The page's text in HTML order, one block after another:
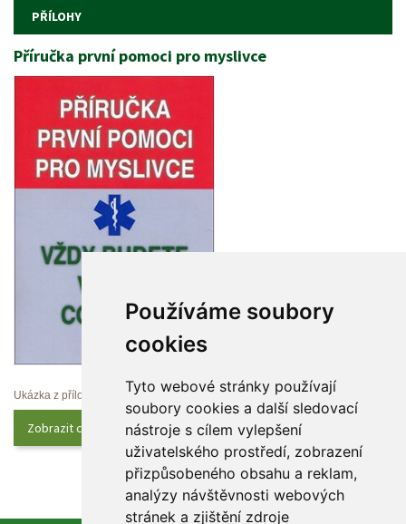
Používáme soubory
cookie
Tyto webové stránky používají
oubory cookies a další sledovací
nástroje s cílem vylepšení
uživatelského prostředí, zobrazení
přizpůsobeného obsahu a reklam,
analýzy návštěvnosti webových
tránek a zjištění zdroje
PŘÍLOHY
Příručka první pomoci pro myslivce
Ukázka z přílohy
Zobrazit celý obsah